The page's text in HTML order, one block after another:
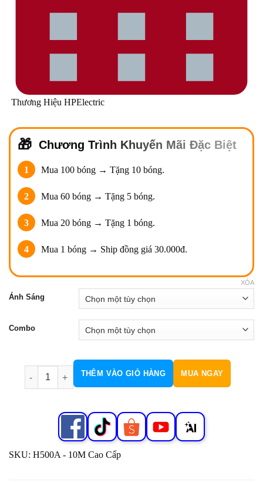
Thương Hiệu HPElectric
Chương Trình Khuyến Mãi Đặc Biệt
1 Mua 100 bóng → Tặng 10 bóng.
2 Mua 60 bóng → Tặng 5 bóng.
3 Mua 20 bóng → Tặng 1 bóng.
4 Mua 1 bóng → Ship đồng giá 30.000đ.
Ánh Sáng
Combo
XÓA
Combo 100 Dây trụ dài cao cấp 60 bóng số lượng
THÊM VÀO GIỎ HÀNG MUA NGAY
SKU: H500A - 10M Cao Cấp